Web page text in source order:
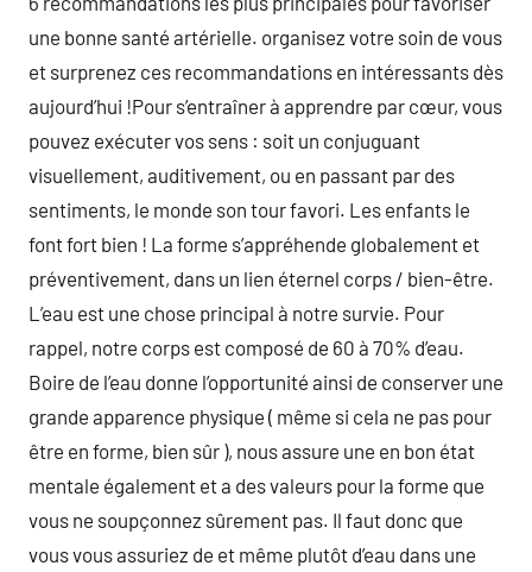
une bonne santé artérielle. organisez votre soin de vous
et surprenez ces recommandations en intéressants dès
aujourd’hui !Pour s’entraîner à apprendre par cœur, vous
pouvez exécuter vos sens : soit un conjuguant
visuellement, auditivement, ou en passant par des
sentiments, le monde son tour favori. Les enfants le
font fort bien ! La forme s’appréhende globalement et
préventivement, dans un lien éternel corps / bien-être.
L’eau est une chose principal à notre survie. Pour
rappel, notre corps est composé de 60 à 70% d’eau.
Boire de l’eau donne l’opportunité ainsi de conserver une
grande apparence physique ( même si cela ne pas pour
être en forme, bien sûr ), nous assure une en bon état
mentale également et a des valeurs pour la forme que
vous ne soupçonnez sûrement pas. Il faut donc que
vous vous assuriez de et même plutôt d’eau dans une